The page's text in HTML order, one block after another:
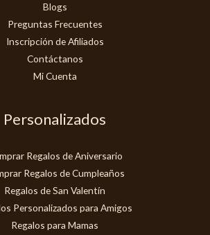
Blogs
Preguntas Frecuentes
Inscripción de Afiliados
Contáctanos
Mi Cuenta
Personalizados
Regalos de Aniversario
Regalos de Cumpleaños
Regalos de San Valentín
Personalizados para Amigos
Regalos para Mamas